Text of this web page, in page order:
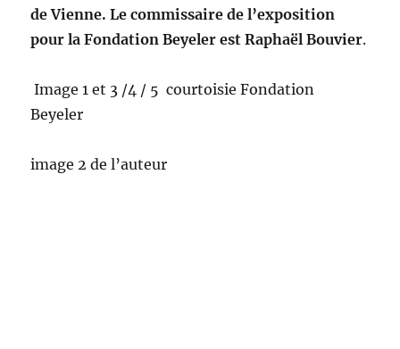
de Vienne. Le commissaire de l’exposition
pour la Fondation Beyeler est Raphaël Bouvier.
Image 1 et 3 /4 / 5 courtoisie Fondation
Beyeler
image 2 de l’auteur